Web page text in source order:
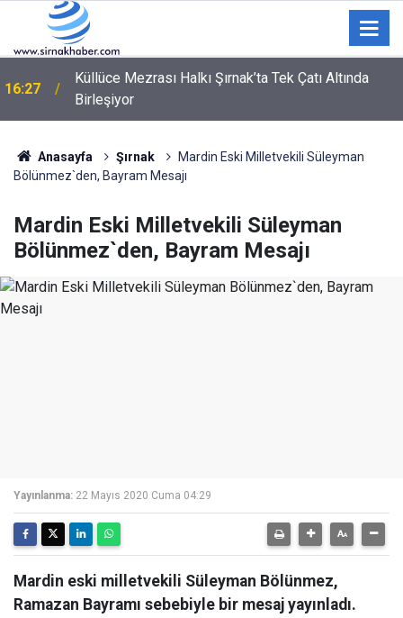
16:27
Küllüce Mezrası Halkı Şırnak’ta Tek Çatı Altında
Birleşiyor
Vali Ekici Başkan Mir’i Ziyaret Etti: Samimi Sohbet
Dikkat Çekti
Anasayfa Şırnak
Mardin Eski Milletvekili Süleyman
Bölünmez`den, Bayram Mesajı
Mardin Eski Milletvekili Süleyman
Bölünmez`den, Bayram Mesajı
Yayınlanma: 22 Mayıs 2020 Cuma 04:29
Mardin eski milletvekili Süleyman Bölünmez,
Ramazan Bayramı sebebiyle bir mesaj yayınladı.